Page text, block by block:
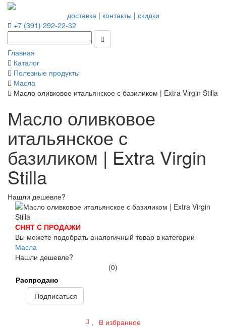
доставка| контакты | скидки
+7 (391) 292-22-32
Главная
Каталог
Полезные продукты
Масла
Масло оливковое итальянское с базиликом | Extra Virgin Stilla
Масло оливковое
итальянское с
базиликом | Extra Virgin
Stilla
Нашли дешевле?
СНЯТ С ПРОДАЖИ
Вы можете подобрать аналогичный товар в категории
Масла
Нашли дешевле?
(0)
Распродано
Подписаться
В избранное